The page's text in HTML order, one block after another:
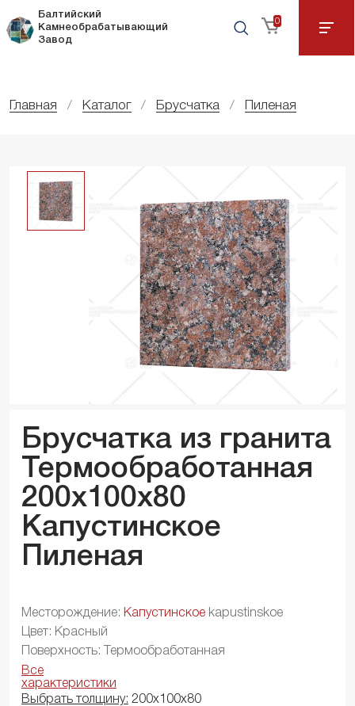
Балтийский
Камнеобрабатывающий
Завод
0
Главная Каталог Брусчатка Пиленая
Брусчатка из гранита
Термообработанная
200x100x80
Капустинское
Пиленая
Месторождение: Капустинское kapustinskoe
Цвет: Красный
Поверхность: Термообработанная
Все
характеристики
Выбрать толщину: 200х100х80